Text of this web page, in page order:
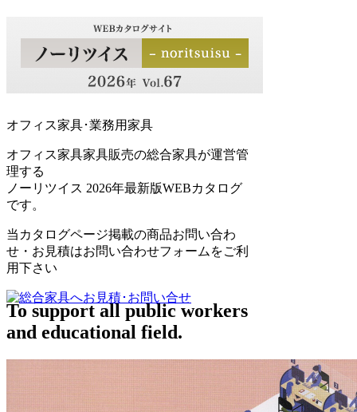
オフィス家具･業務用家具
オフィス家具家具販売の総合家具が運営管
理する
ノーリツイス 2026年最新版WEBカタログ
です。
当カタログページ掲載の商品お問い合わ
せ・お見積はお問い合わせフォームをご利
用下さい
To support all public workers
and educational field.